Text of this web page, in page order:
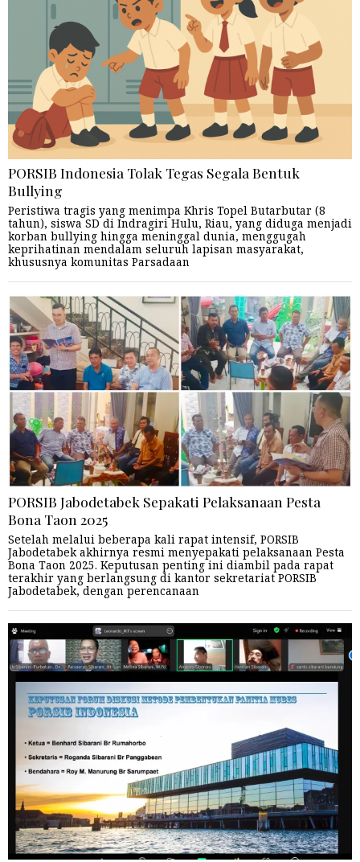
PORSIB Indonesia Tolak Tegas Segala Bentuk
Bullying
Peristiwa tragis yang menimpa Khris Topel Butarbutar (8
tahun), siswa SD di Indragiri Hulu, Riau, yang diduga menjadi
korban bullying hingga meninggal dunia, menggugah
keprihatinan mendalam seluruh lapisan masyarakat,
khususnya komunitas Parsadaan
PORSIB Jabodetabek Sepakati Pelaksanaan Pesta
Bona Taon 2025
Setelah melalui beberapa kali rapat intensif, PORSIB
Jabodetabek akhirnya resmi menyepakati pelaksanaan Pesta
Bona Taon 2025. Keputusan penting ini diambil pada rapat
terakhir yang berlangsung di kantor sekretariat PORSIB
Jabodetabek, dengan perencanaan